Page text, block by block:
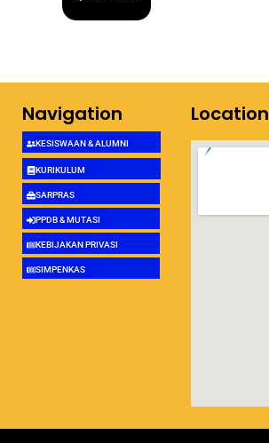
Navigation
KESISWAAN & ALUMNI
KURIKULUM
SARPRAS
PPDB & MUTASI
KEBIJAKAN PRIVASI
SIMPENKAS
Location